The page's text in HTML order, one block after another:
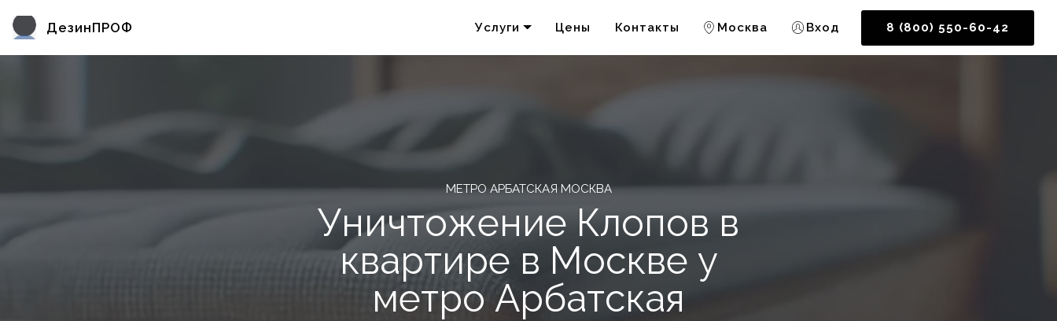
ДезинПРОФ Услуги Цены Контакты Москва Вход 8 (800) 550-60-42
МЕТРО АРБАТСКАЯ МОСКВА
Уничтожение Клопов в
квартире в Москве у
метро Арбатская